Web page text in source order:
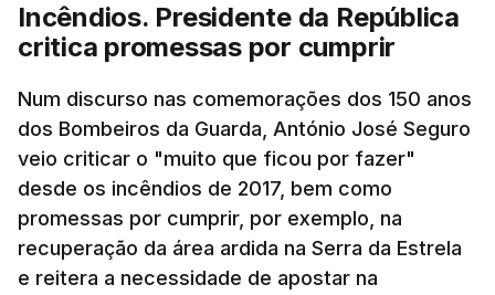
Incêndios. Presidente da República
critica promessas por cumprir
Num discurso nas comemorações dos 150 anos
dos Bombeiros da Guarda, António José Seguro
veio criticar o "muito que ficou por fazer"
desde os incêndios de 2017, bem como
promessas por cumprir, por exemplo, na
recuperação da área ardida na Serra da Estrela
e reitera a necessidade de apostar na